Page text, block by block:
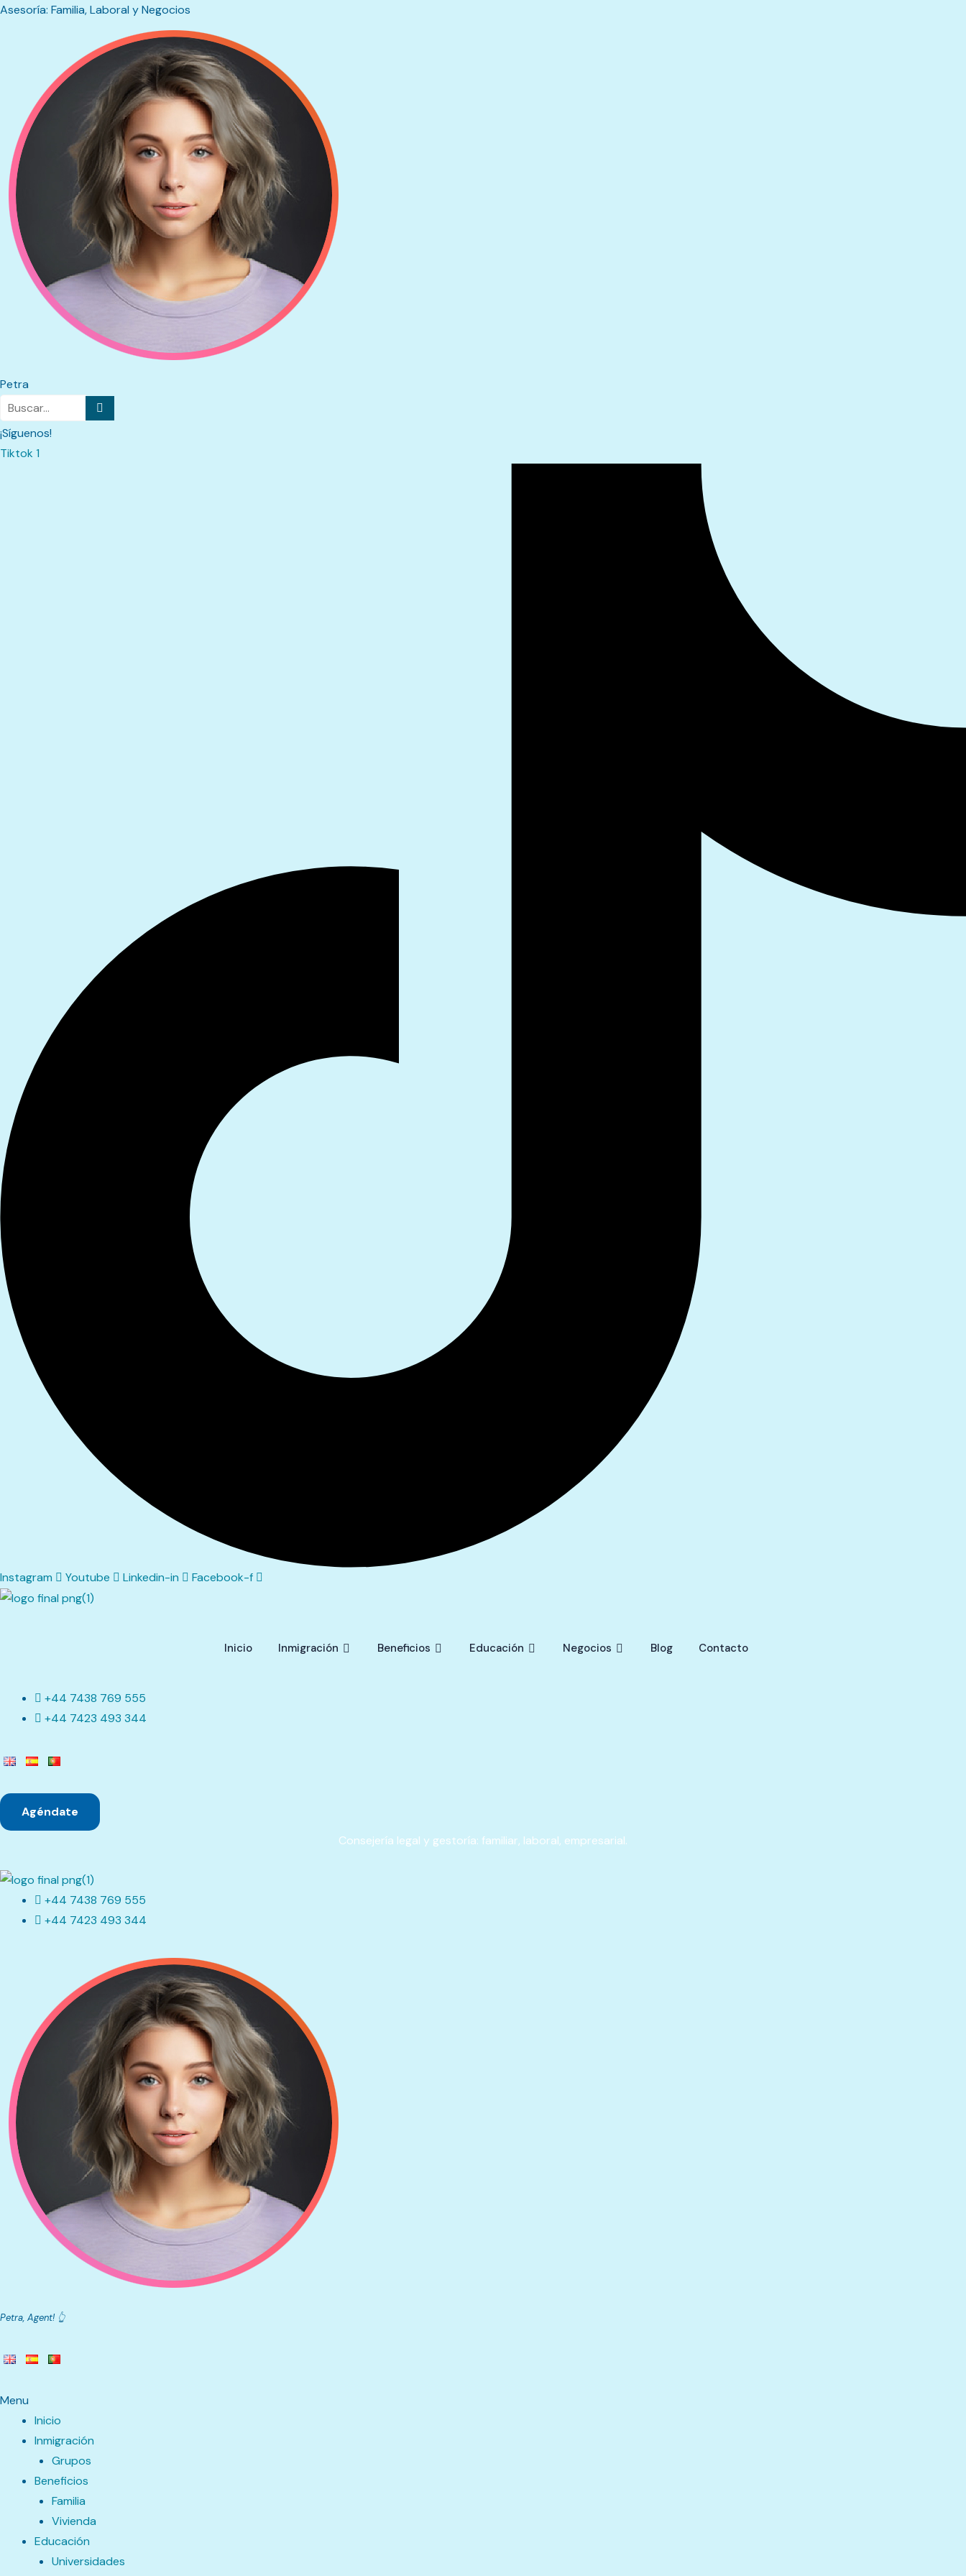
Asesoría: Familia, Laboral y Negocios
Petra
¡Síguenos!
Tiktok 1
Instagram Youtube Linkedin-in Facebook-f
Inicio Inmigración Beneficios Educación Negocios Blog Contacto
+44 7438 769 555
+44 7423 493 344
Agéndate
Consejería legal y gestoría: familiar, laboral, empresarial.​
+44 7438 769 555
+44 7423 493 344
Petra, Agent! 👆
Menu
Inicio
Inmigración
Grupos
Beneficios
Familia
Vivienda
Educación
Universidades